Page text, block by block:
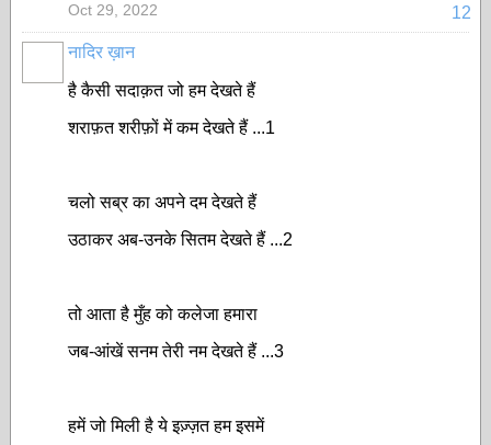
12
Oct 29, 2022
नादिर ख़ान
है कैसी सदाक़त जो हम देखते हैं
शराफ़त शरीफ़ों में कम देखते हैं ...1
चलो सब्र का अपने दम देखते हैं
उठाकर अब-उनके सितम देखते हैं ...2
तो आता है मुँह को कलेजा हमारा
जब-आंखें सनम तेरी नम देखते हैं ...3
हमें जो मिली है ये इज़्ज़त हम इसमें